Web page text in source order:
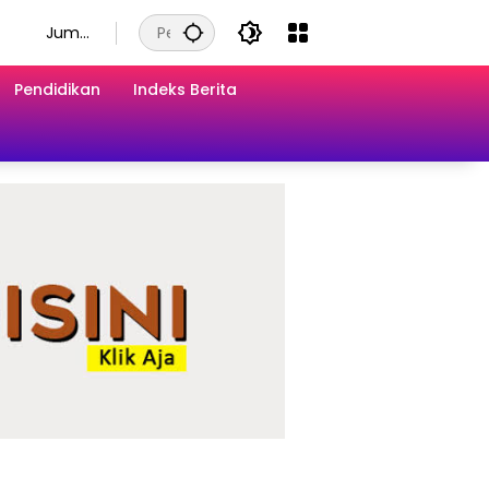
Juma
Agust
us
2026
Pendidikan Indeks Berita